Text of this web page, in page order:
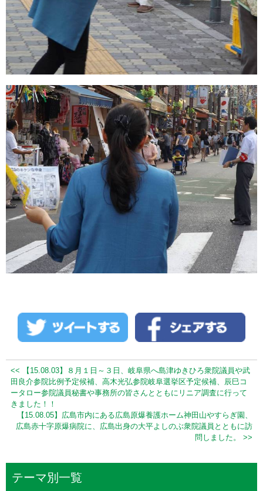
<< 【15.08.03】８月１日～３日、岐阜県へ島津ゆきひろ衆院議員や武
田良介参院比例予定候補、高木光弘参院岐阜選挙区予定候補、辰巳コ
ータロー参院議員秘書や事務所の皆さんとともにリニア調査に行って
きました！！
【15.08.05】広島市内にある広島原爆養護ホーム神田山やすらぎ園、
広島赤十字原爆病院に、広島出身の大平よしのぶ衆院議員とともに訪
問しました。 >>
テーマ別一覧